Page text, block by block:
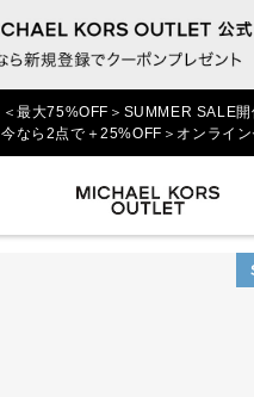
＜最大75%OFF＞SUMMER SALE開
今なら2点で＋25%OFF＞オンライ